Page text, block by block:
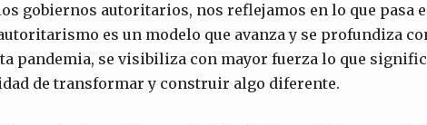
gobiernos autoritarios, nos reflejamos en lo que pasa
es un modelo que avanza y se profundiza
pandemia, se visibiliza con mayor fuerza lo que
de transformar y construir algo diferente.